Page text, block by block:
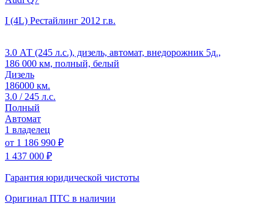
I (4L) Рестайлинг 2012 г.в.
3.0 АТ (245 л.с.), дизель, автомат, внедорожник 5д.,
186 000 км, полный, белый
Дизель
186000 км.
3.0 / 245 л.с.
Полный
Автомат
1 владелец
от 1 186 990 ₽
1 437 000 ₽
Гарантия юридической чистоты
Оригинал ПТС в наличии